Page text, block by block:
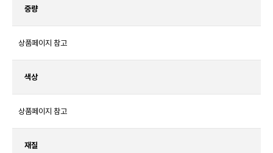
중량
상품페이지 참고
색상
상품페이지 참고
재질